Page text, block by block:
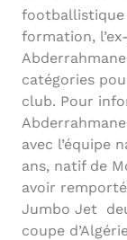
footballistique
formation,
catégories
club. Pour
avec l’équipe
ans, natif de
avoir
Jumbo Jet
coupe